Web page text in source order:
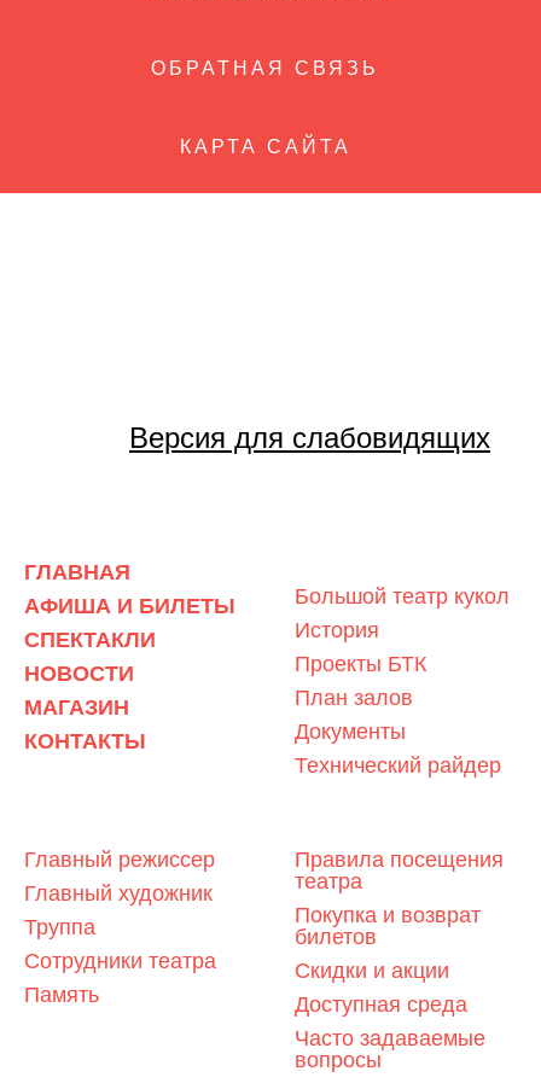
ОБРАТНАЯ СВЯЗЬ
КАРТА САЙТА
Версия для слабовидящих
ГЛАВНАЯ
АФИША И БИЛЕТЫ
СПЕКТАКЛИ
НОВОСТИ
МАГАЗИН
КОНТАКТЫ
Большой театр кукол
История
Проекты БТК
План залов
Документы
Технический райдер
Главный режиссер
Главный художник
Труппа
Сотрудники театра
Память
Правила посещения
театра
Покупка и возврат
билетов
Скидки и акции
Доступная среда
Часто задаваемые
вопросы